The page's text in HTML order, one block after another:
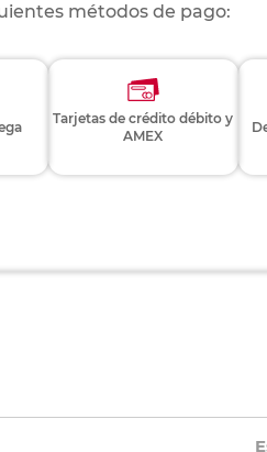
métodos de pago:
Tarjetas de crédito débito y
AMEX